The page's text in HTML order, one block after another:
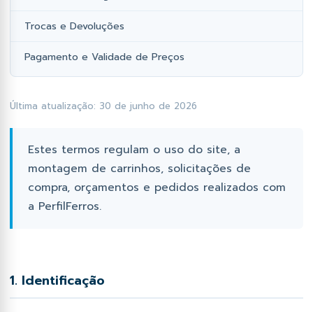
Industriais
de Estrutural
Primer e Thinner
Proteção e Segurança
Soldas
Lambril
Perfil Cartola Portão
Tampas de Portão
Trilhos de Portão e Porta
Zee (Z) e Tee (T) Perfil
Trocas e Devoluções
Pagamento e Validade de Preços
Última atualização: 30 de junho de 2026
Estes termos regulam o uso do site, a
montagem de carrinhos, solicitações de
compra, orçamentos e pedidos realizados com
a PerfilFerros.
1. Identificação